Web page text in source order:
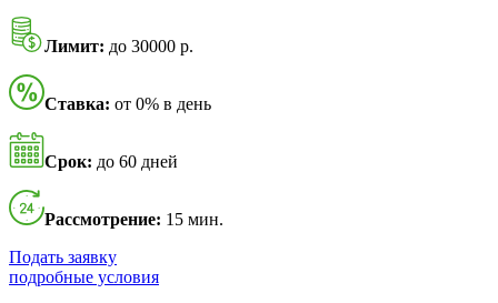
Лимит: до 30000 р.
Ставка: от 0% в день
Срок: до 60 дней
Рассмотрение: 15 мин.
Подать заявку
подробные условия